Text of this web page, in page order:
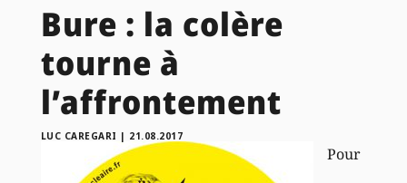
Bure : la colère
tourne à
l’affrontement
LUC CAREGARI | 21.08.2017
Pour